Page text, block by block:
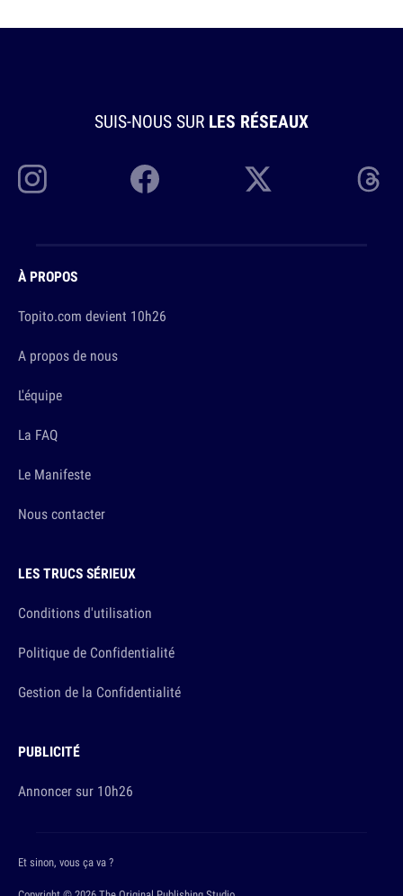
SUIS-NOUS SUR LES RÉSEAUX
À PROPOS
Topito.com devient 10h26
A propos de nous
L'équipe
La FAQ
Le Manifeste
Nous contacter
LES TRUCS SÉRIEUX
Conditions d'utilisation
Politique de Confidentialité
Gestion de la Confidentialité
PUBLICITÉ
Annoncer sur 10h26
Et sinon, vous ça va ?